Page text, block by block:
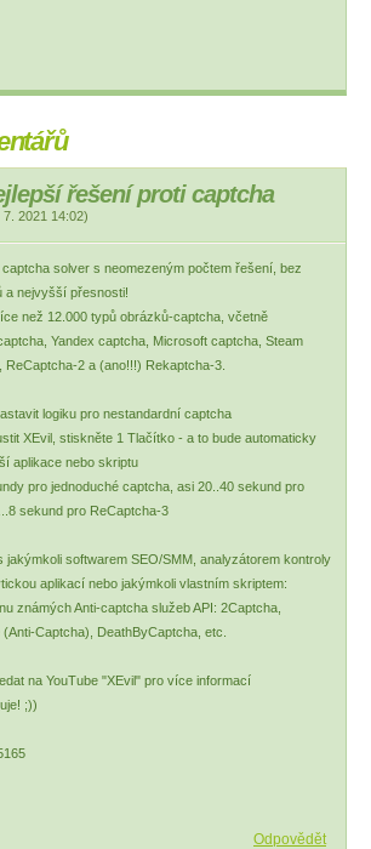
řešení proti captcha
7. 2021 14:02)
solver s neomezeným počtem řešení, bez
a nejvyšší přesnosti!
než 12.000 typů obrázků-captcha, včetně
Yandex captcha, Microsoft captcha, Steam
ReCaptcha-2 a (ano!!!) Rekaptcha-3.
logiku pro nestandardní captcha
XEvil, stiskněte 1 Tlačítko - a to bude automaticky
aplikace nebo skriptu
pro jednoduché captcha, asi 20..40 sekund pro
sekund pro ReCaptcha-3
jakýmkoli softwarem SEO/SMM, analyzátorem kontroly
aplikací nebo jakýmkoli vlastním skriptem:
známých Anti-captcha služeb API: 2Captcha,
Captcha), DeathByCaptcha, etc.
na YouTube "XEvil" pro více informací
;))
Odpovědět